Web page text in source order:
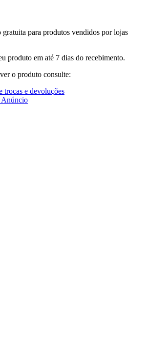
para produtos vendidos por lojas
produto em até 7 dias do recebimento.
o produto consulte:
trocas e devoluções
Anúncio